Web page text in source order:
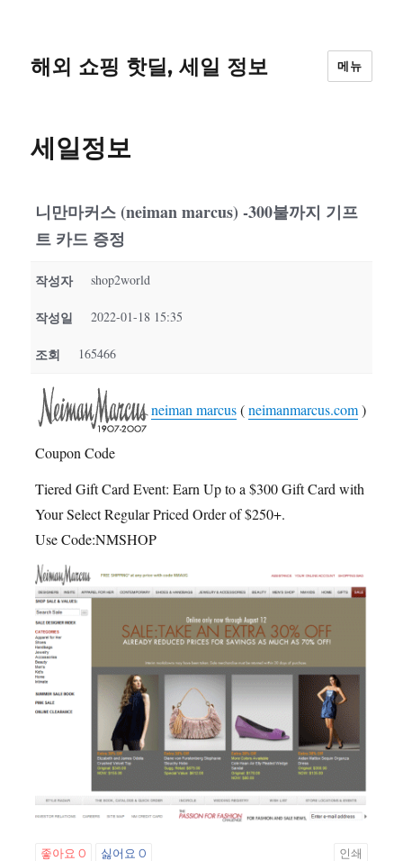
해외 쇼핑 핫딜, 세일 정보 메뉴
세일정보
니만마커스 (neiman marcus) -300불까지 기프
트 카드 증정
작성자 shop2world
작성일 2022-01-18 15:35
조회 165466
neiman marcus(neimanmarcus.com)
Coupon Code
Tiered Gift Card Event: Earn Up to a $300 Gift Card with
Your Select Regular Priced Order of $250+.
Use Code:NMSHOP
좋아요0 싫어요0 인쇄